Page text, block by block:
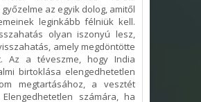
az egyik dolog, amitől
leginkább félniük kell.
olyan iszonyú lesz,
amely megdöntötte
Az a téveszme, hogy India
birtoklása elengedhetetlen
megtartásához, a vesztét
számára, ha